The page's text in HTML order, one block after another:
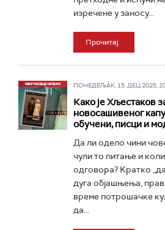
изречене у заносу...
Прочитај
ПОНЕДЕЉАК, 15. ДЕЦ 2025,
Како је Хљестаков
новосашивеног
обучени, писци и
Да ли одело чини
чули то питање и
одговора? Kратко
дуга објашњења,
време потрошачке
да...